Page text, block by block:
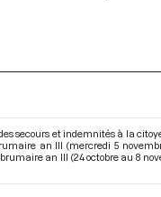
secours et indemnités à la
an III (mercredi 5
an III (24 octobre au 8